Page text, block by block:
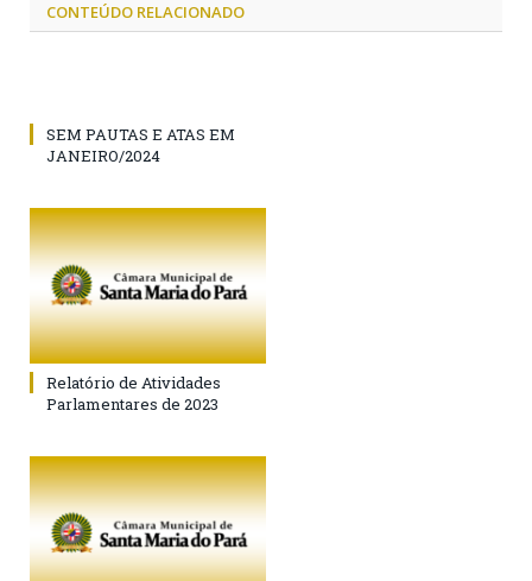
CONTEÚDO RELACIONADO
SEM PAUTAS E ATAS EM
JANEIRO/2024
Relatório de Atividades
Parlamentares de 2023